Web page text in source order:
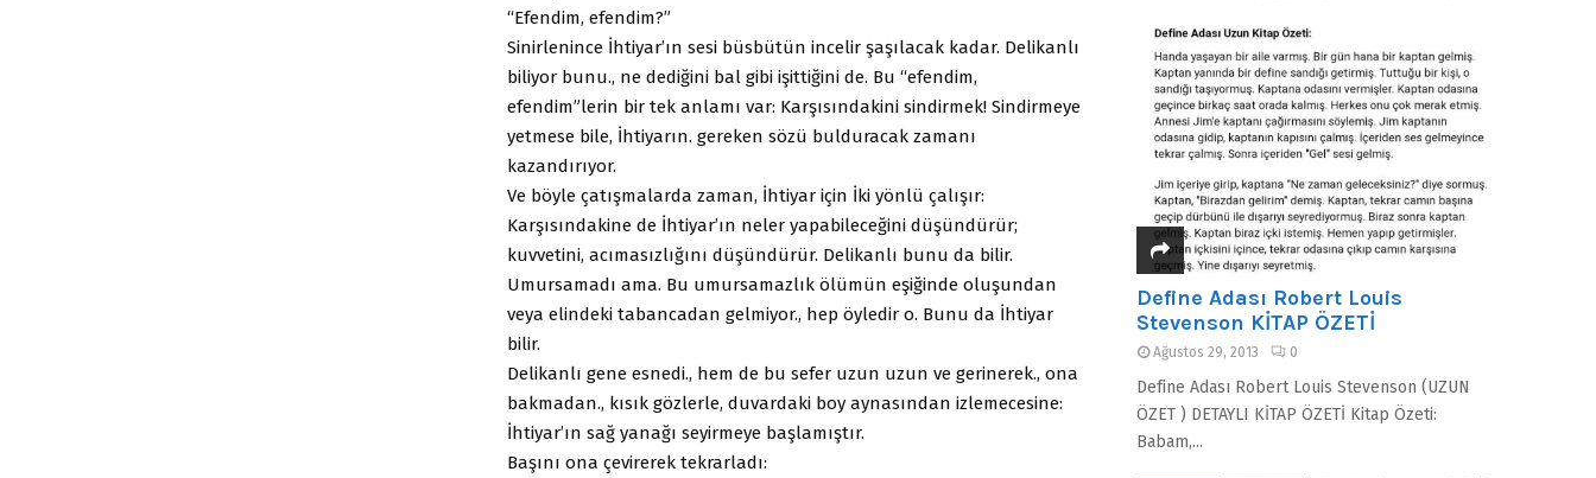
“Efendim, efendim?”
Sinirlenince İhtiyar’ın sesi büsbütün incelir şaşılacak kadar. Delikanlı
biliyor bunu., ne dediğini bal gibi işittiğini de. Bu “efendim,
efendim”lerin bir tek anlamı var: Karşısındakini sindirmek! Sindirmeye
yetmese bile, İhtiyarın. gereken sözü bulduracak zamanı
kazandırıyor.
Ve böyle çatışmalarda zaman, İhtiyar için İki yönlü çalışır:
Karşısındakine de İhtiyar’ın neler yapabileceğini düşündürür;
kuvvetini, acımasızlığını düşündürür. Delikanlı bunu da bilir.
Umursamadı ama. Bu umursamazlık ölümün eşiğinde oluşundan
veya elindeki tabancadan gelmiyor., hep öyledir o. Bunu da İhtiyar
bilir.
Delikanlı gene esnedi., hem de bu sefer uzun uzun ve gerinerek., ona
bakmadan., kısık gözlerle, duvardaki boy aynasından izlemecesine:
İhtiyar’ın sağ yanağı seyirmeye başlamıştır.
Başını ona çevirerek tekrarladı:
Define Adası Robert Louis
Stevenson KİTAP ÖZETİ
Ağustos 29, 2013 0
Define Adası Robert Louis Stevenson (UZUN
ÖZET ) DETAYLI KİTAP ÖZETİ Kitap Özeti:
Babam,...